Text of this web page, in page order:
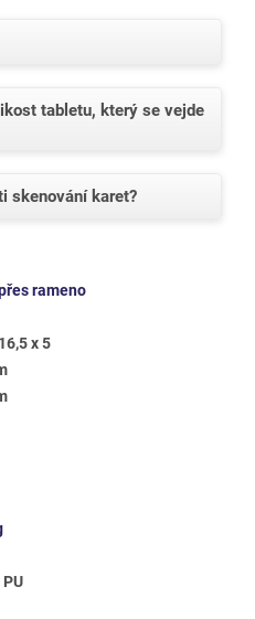
tabletu, který se vejde
skenování karet?
rameno
x 5
PU